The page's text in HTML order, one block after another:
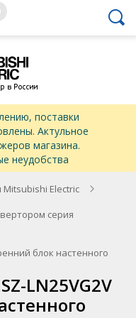
поставки
Актульное
магазина.
неудобства
Electric
серия
блок настенного
LN25VG2V